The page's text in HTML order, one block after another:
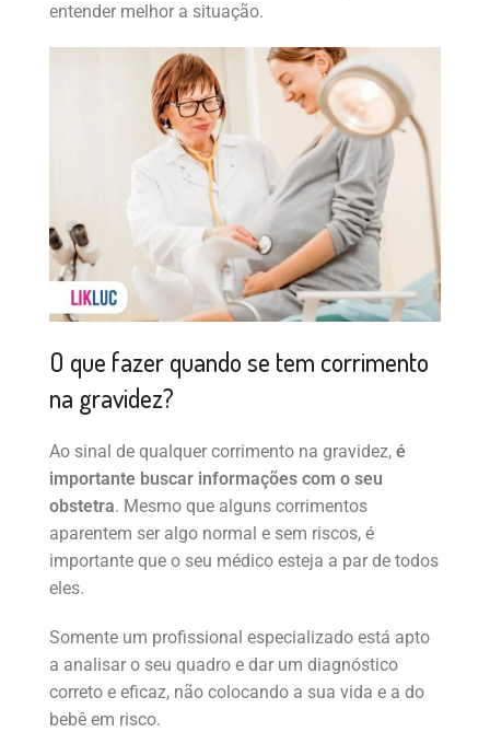
entender melhor a situação.
O que fazer quando se tem corrimento
na gravidez?
Ao sinal de qualquer corrimento na gravidez, é
importante buscar informações com o seu
obstetra. Mesmo que alguns corrimentos
aparentem ser algo normal e sem riscos, é
importante que o seu médico esteja a par de todos
eles.
Somente um profissional especializado está apto
a analisar o seu quadro e dar um diagnóstico
correto e eficaz, não colocando a sua vida e a do
bebê em risco.